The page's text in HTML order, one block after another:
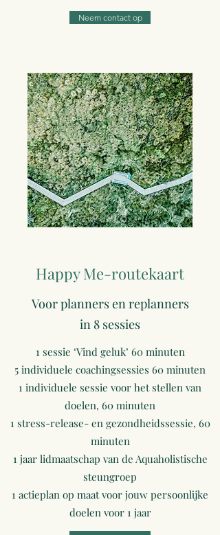
Neem contact op
Happy Me-routekaart
Voor planners en replanners
in 8 sessies
1 sessie ‘Vind geluk’ 60 minuten
5 individuele coachingsessies 60 minuten
1 individuele sessie voor het stellen van
doelen, 60 minuten
1 stress-release- en gezondheidssessie, 60
minuten
1 jaar lidmaatschap van de Aquaholistische
steungroep
1 actieplan op maat voor jouw persoonlijke
doelen voor 1 jaar